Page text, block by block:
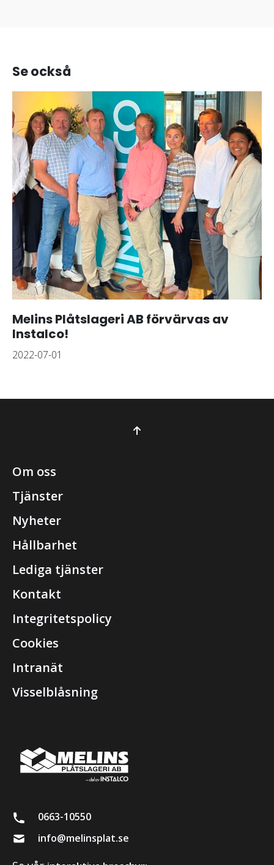
Se också
Melins Plåtslageri AB förvärvas av
Instalco!
2022-07-01
0663-10550
info@melinsplat.se
Om oss
Tjänster
Nyheter
Hållbarhet
Lediga tjänster
Kontakt
Integritetspolicy
Cookies
Intranät
Visselblåsning